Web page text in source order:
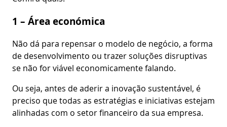
1 – Área económica
Não dá para repensar o modelo de negócio, a forma
de desenvolvimento ou trazer soluções disruptivas
se não for viável economicamente falando.
Ou seja, antes de aderir a inovação sustentável, é
preciso que todas as estratégias e iniciativas estejam
alinhadas com o setor financeiro da sua empresa.